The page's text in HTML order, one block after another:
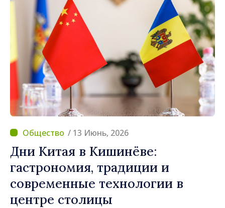
/ 13 Июнь, 2026
Дни Китая в Кишинёве:
гастрономия, традиции и
современные технологии в
центре столицы